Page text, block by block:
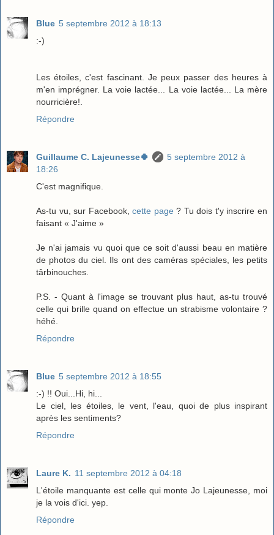
Blue 5 septembre 2012 à 18:13
:-)
Les étoiles, c'est fascinant. Je peux passer des heures à
m'en imprégner. La voie lactée... La voie lactée... La mère
nourricière!.
Répondre
Guillaume C. Lajeunesse🍀
5 septembre 2012 à
18:26
C'est magnifique.
As-tu vu, sur Facebook,cette page ? Tu dois t'y inscrire en
faisant « J'aime »
Je n'ai jamais vu quoi que ce soit d'aussi beau en matière
de photos du ciel. Ils ont des caméras spéciales, les petits
târbinouches.
P.S. - Quant à l'image se trouvant plus haut, as-tu trouvé
celle qui brille quand on effectue un strabisme volontaire ?
héhé.
Répondre
Blue 5 septembre 2012 à 18:55
:-) !! Oui...Hi, hi...
Le ciel, les étoiles, le vent, l'eau, quoi de plus inspirant
après les sentiments?
Répondre
Laure K. 11 septembre 2012 à 04:18
L'étoile manquante est celle qui monte Jo Lajeunesse, moi
je la vois d'ici. yep.
Répondre